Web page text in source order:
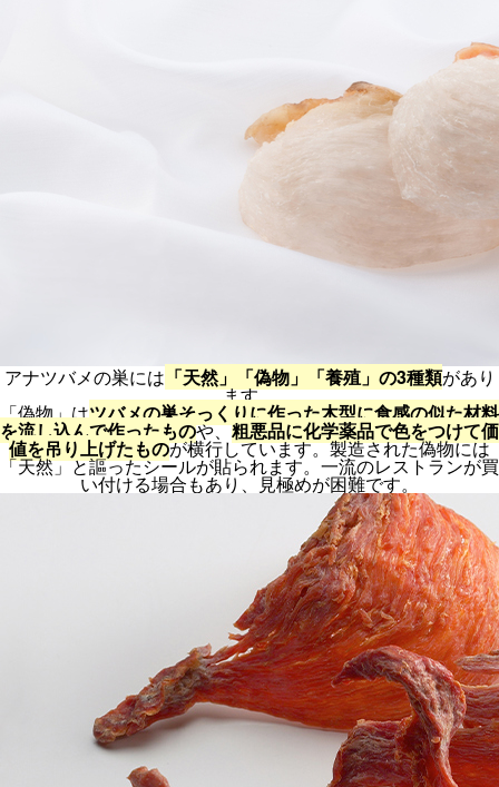
アナツバメの巣には 「天然」「偽物」「養殖」の3種類があり
ます。
「偽物」はツバメの巣そっくりに作った木型に食感の似た材料
を流し込んで作ったものや、粗悪品に化学薬品で色をつけて価
値を吊り上げたものが横行しています。製造された偽物には
「天然」と謳ったシールが貼られます。一流のレストランが買
い付ける場合もあり、見極めが困難です。